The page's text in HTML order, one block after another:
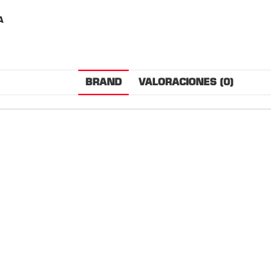
BRAND VALORACIONES (0)